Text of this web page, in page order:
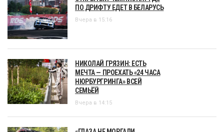
ПО ДРИФТУ ЕДЕТ В БЕЛАРУСЬ
Вчера в 15:16
НИКОЛАЙ ГРЯЗИН: ЕСТЬ
МЕЧТА — ПРОЕХАТЬ «24 ЧАСА
НЮРБУРГРИНГА» ВСЕЙ
СЕМЬЁЙ
Вчера в 14:15